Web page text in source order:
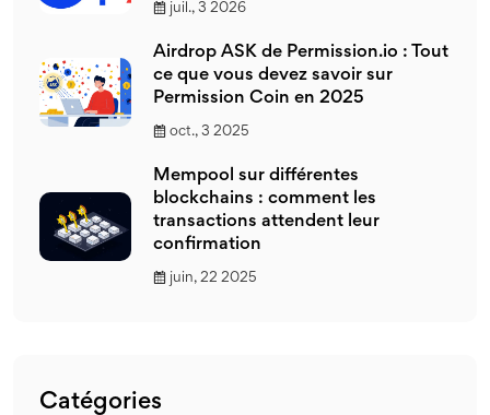
juil., 3 2026
Airdrop ASK de Permission.io : Tout
ce que vous devez savoir sur
Permission Coin en 2025
oct., 3 2025
Mempool sur différentes
blockchains : comment les
transactions attendent leur
confirmation
juin, 22 2025
Catégories